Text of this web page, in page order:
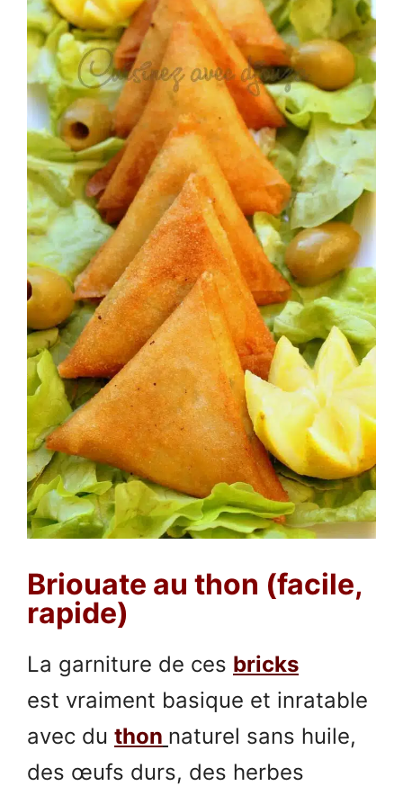
Briouate au thon (facile,
rapide)
La garniture de ces bricks
est vraiment basique et inratable
avec du thon naturel sans huile,
des œufs durs, des herbes